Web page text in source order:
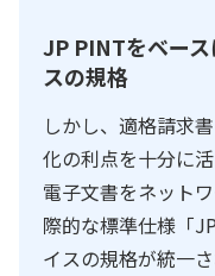
JP PINTをベー
スの規格
しかし、適格請求
化の利点を十分に
電子文書をネット
際的な標準仕様「
イスの規格が統一